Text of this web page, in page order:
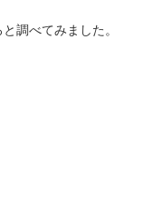
調べてみました。